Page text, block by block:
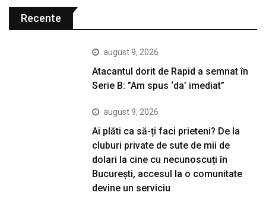
Recente
august 9, 2026
Atacantul dorit de Rapid a semnat în
Serie B: ”Am spus ‘da’ imediat”
august 9, 2026
Ai plăti ca să-ți faci prieteni? De la
cluburi private de sute de mii de
dolari la cine cu necunoscuți în
București, accesul la o comunitate
devine un serviciu